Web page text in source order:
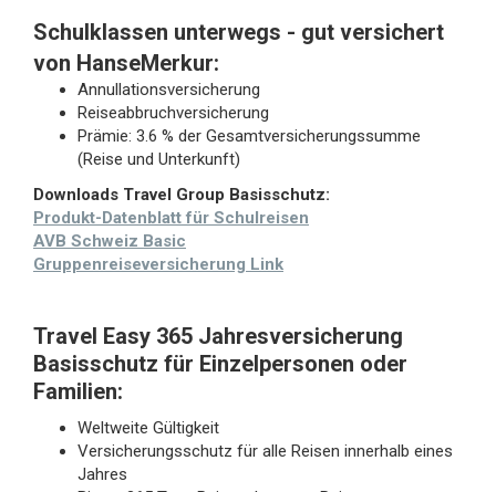
Schulklassen unterwegs - gut versichert
von HanseMerkur:
Annullationsversicherung
Reiseabbruchversicherung
Prämie: 3.6 % der Gesamtversicherungssumme
(Reise und Unterkunft)
Downloads Travel Group Basisschutz:
Produkt-Datenblatt für Schulreisen
AVB Schweiz Basic
Gruppenreiseversicherung Link
Travel Easy 365 Jahresversicherung
Basisschutz für Einzelpersonen oder
Familien:
Weltweite Gültigkeit
Versicherungsschutz für alle Reisen innerhalb eines
Jahres